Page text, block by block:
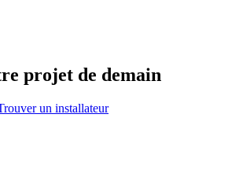
projet de demain
un installateur